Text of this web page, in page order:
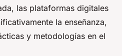
las plataformas digitales
la enseñanza,
y metodologías en el